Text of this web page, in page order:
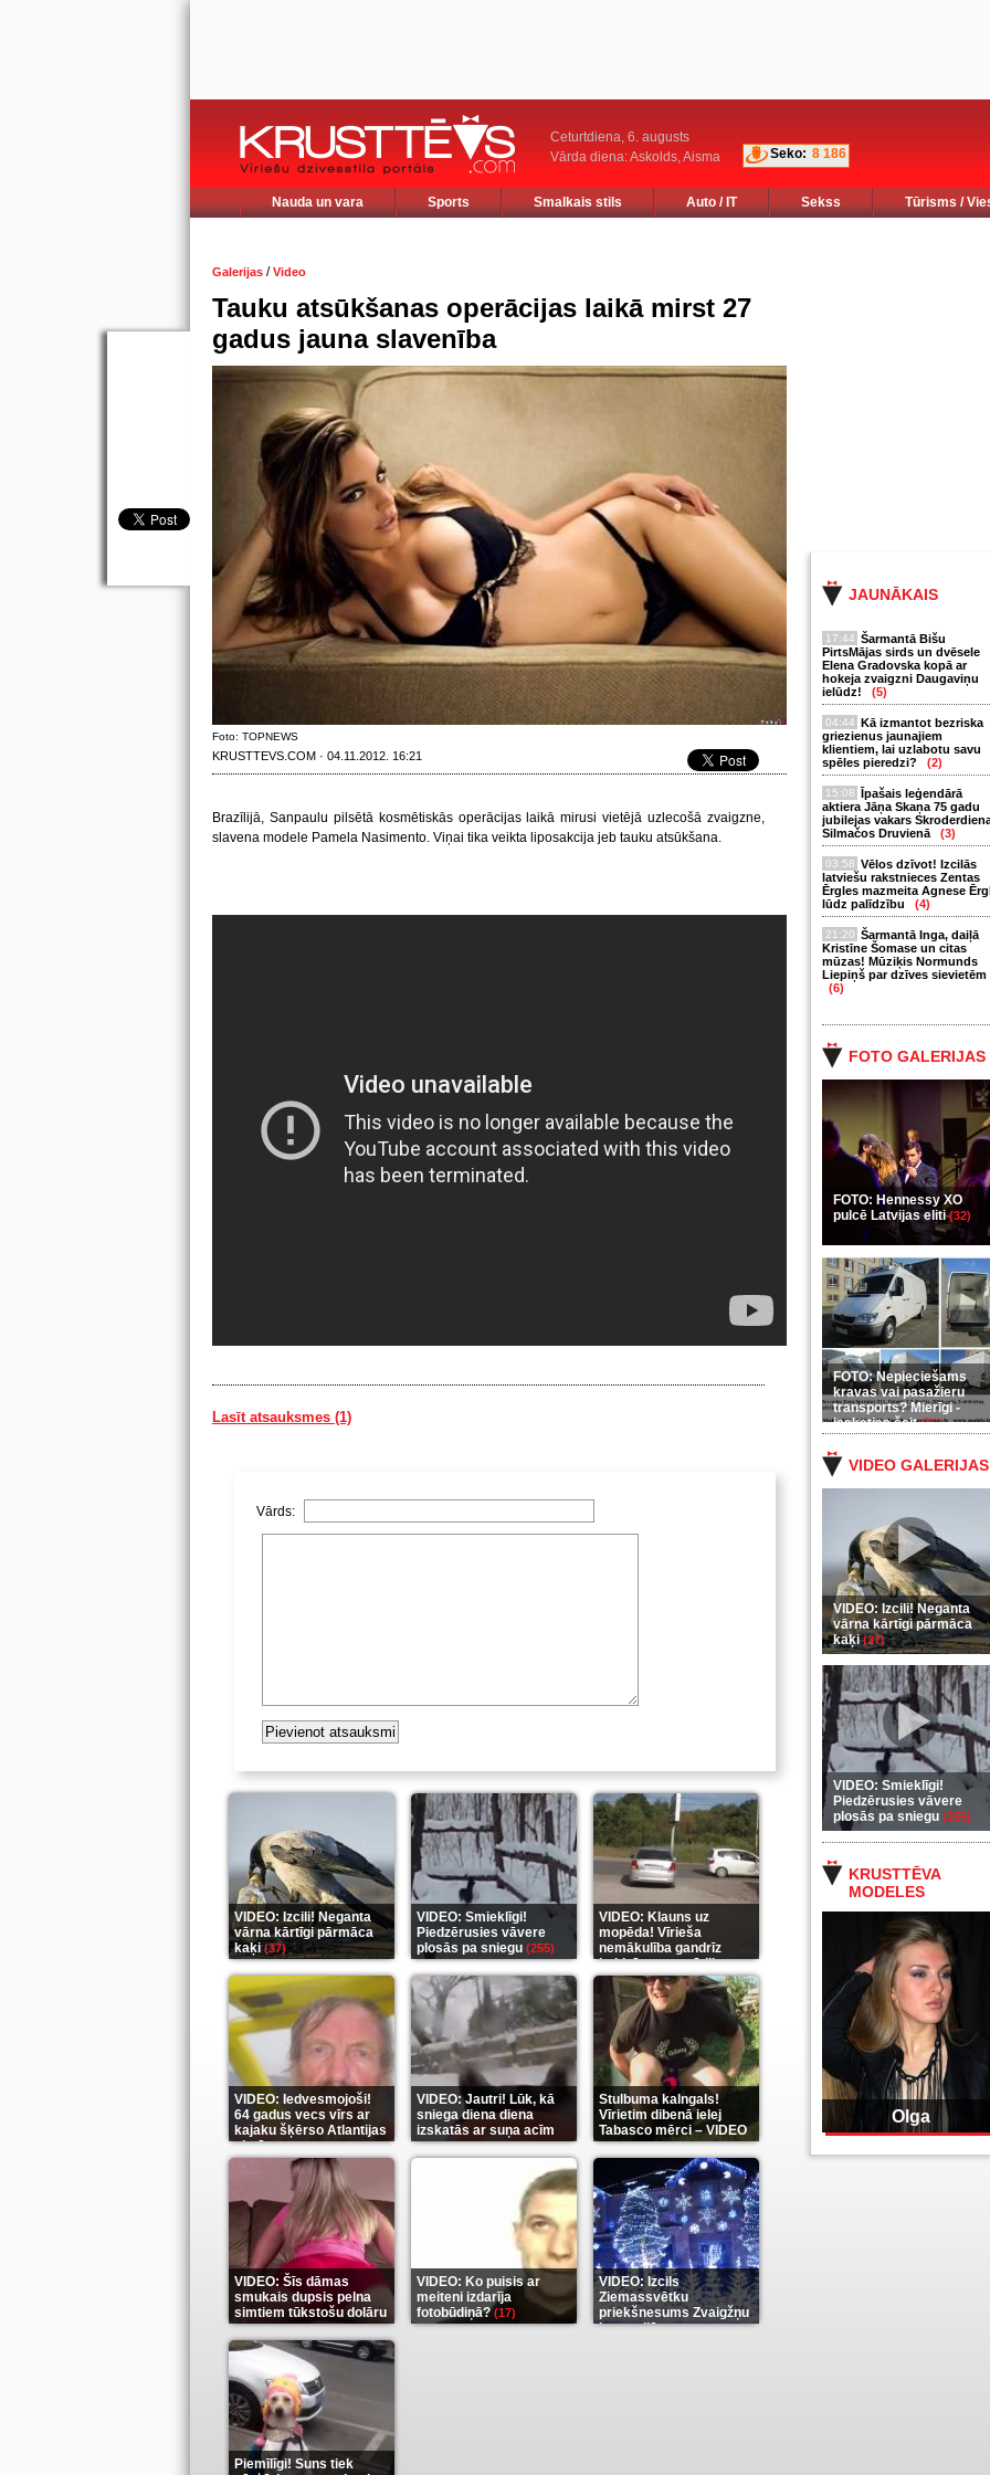
Ceturtdiena, 6. augusts
Vārda diena: Askolds, Aisma
Seko: 8 186
Nauda un vara Sports Smalkais stils Auto / IT Sekss Tūrisms /
JAUNĀKAIS
17:44 Šarmantā Bišu
PirtsMājas sirds un dvēsele
Elena Gradovska kopā ar
hokeja zvaigzni Daugaviņu
ielūdz!
(5)
04:44 Kā izmantot bezriska
griezienus jaunajiem
klientiem, lai uzlabotu savu
spēles pieredzi?
(2)
15:08 Īpašais leģendārā
aktiera Jāņa Skaņa 75 gadu
jubilejas vakars
Silmačos Druvienā
(3)
03:58 Vēlos dzīvot! Izcilās
latviešu rakstnieces Zentas
Ērgles mazmeita Agnese
lūdz palīdzību
(4)
21:20 Šarmantā Inga, daiļā
Kristīne Šomase un citas
mūzas! Mūziķis Normunds
Liepiņš par dzīves sievietēm
(6)
FOTO GALERIJAS
FOTO: Hennessy XO
pulcē Latvijas eliti(32)
FOTO: Nepieciešams
kravas vai pasažieru
transports? Mierīgi -
ieskaties šeit(35)
VIDEO GALERIJAS
VIDEO: Izcili! Neganta
vārna kārtīgi pārmāca
kaķi(37)
VIDEO: Smieklīgi!
Piedzērusies vāvere
plosās pa sniegu (255)
KRUSTTĒVA
MODELES
Olga
Galerijas /Video
Tauku atsūkšanas operācijas laikā mirst 27
gadus jauna slavenība
Foto: TOPNEWS
KRUSTTEVS.COM · 04.11.2012. 16:21
Brazīlijā, Sanpaulu pilsētā kosmētiskās operācijas laikā mirusi vietējā uzlecošā zvaigzne,
slavena modele Pamela Nasimento. Viņai tika veikta liposakcija jeb tauku atsūkšana.
Lasīt atsauksmes (1)
Vārds:
VIDEO: Izcili! Neganta
vārna kārtīgi pārmāca
kaķi(37)
VIDEO: Smieklīgi!
Piedzērusies vāvere
plosās pa sniegu (255)
VIDEO: Klauns uz
mopēda! Vīrieša
nemākulība gandrīz
beidzās ar tragēdiju
(289)
VIDEO: Iedvesmojoši!
64 gadus vecs vīrs ar
kajaku šķērso Atlantijas
okeānu(5)
VIDEO: Jautri! Lūk, kā
sniega diena diena
izskatās ar suņa acīm
(6)
Stulbuma kalngals!
Vīrietim dibenā ielej
Tabasco mērci – VIDEO
(7)
VIDEO: Šīs dāmas
smukais dupsis pelna
simtiem tūkstošu dolāru
(9)
VIDEO: Ko puisis ar
meiteni izdarīja
fotobūdiņā?(17)
VIDEO: Izcils
Ziemassvētku
priekšnesums Zvaigžņu
karu stilā(7)
Piemīlīgi! Suns tiek